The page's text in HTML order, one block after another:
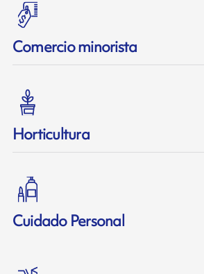
Comercio minorista
Horticultura
Cuidado Personal